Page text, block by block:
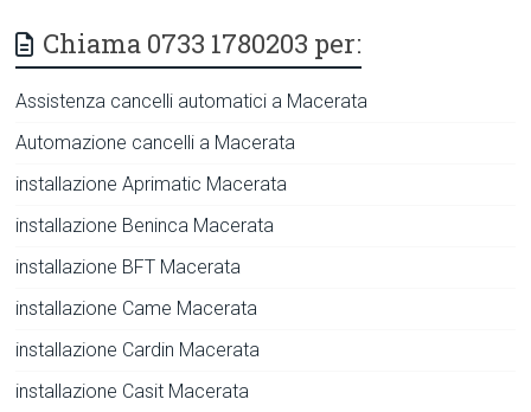
Chiama 0733 1780203 per:
Assistenza cancelli automatici a Macerata
Automazione cancelli a Macerata
installazione Aprimatic Macerata
installazione Beninca Macerata
installazione BFT Macerata
installazione Came Macerata
installazione Cardin Macerata
installazione Casit Macerata